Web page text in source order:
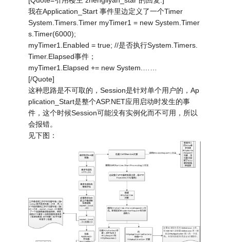
我在Application_Start 事件里边定义了一个Timer
System.Timers.Timer myTimer1 = new System.Timer
s.Timer(6000);
myTimer1.Enabled = true; //是否执行System.Timers.
Timer.Elapsed事件；
myTimer1.Elapsed += new System.……
[/Quote]
这种思路是不可取的，Session是针对单个用户的，Ap
plication_Start是整个ASP.NET应用启动时发生的事
件，这个时候Session可能没有实例化而不可用，所以
会报错。
见下图：